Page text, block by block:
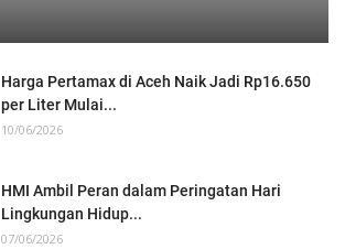
Harga Pertamax di Aceh Naik Jadi Rp16.650
per Liter Mulai...
10/06/2026
HMI Ambil Peran dalam Peringatan Hari
Lingkungan Hidup...
07/06/2026